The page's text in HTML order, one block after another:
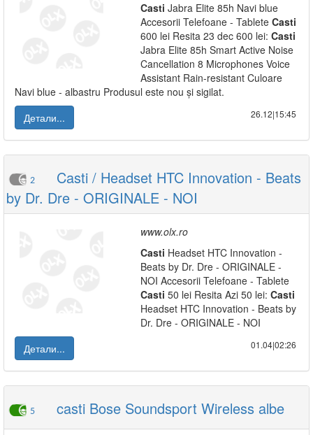
Casti Jabra Elite 85h Navi blue
Accesorii Telefoane - Tablete Casti
600 lei Resita 23 dec 600 lei: Casti
Jabra Elite 85h Smart Active Noise
Cancellation 8 Microphones Voice
Assistant Rain-resistant Culoare
Navi blue - albastru Produsul este nou și sigilat.
Детали...
26.12|15:45
2
Casti / Headset HTC Innovation - Beats
by Dr. Dre - ORIGINALE - NOI
www.olx.ro
Casti Headset HTC Innovation -
Beats by Dr. Dre - ORIGINALE -
NOI Accesorii Telefoane - Tablete
Casti 50 lei Resita Azi 50 lei: Casti
Headset HTC Innovation - Beats by
Dr. Dre - ORIGINALE - NOI
Детали...
01.04|02:26
5 casti Bose Soundsport Wireless albe